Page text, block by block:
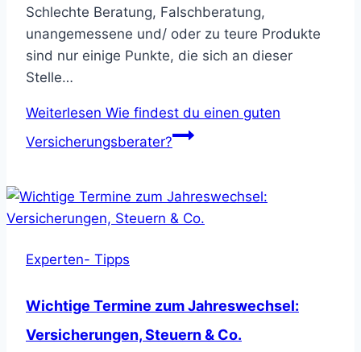
Schlechte Beratung, Falschberatung,
unangemessene und/ oder zu teure Produkte
sind nur einige Punkte, die sich an dieser
Stelle…
Weiterlesen Wie findest du einen guten
Versicherungsberater?
Experten- Tipps
Wichtige Termine zum Jahreswechsel:
Versicherungen, Steuern & Co.